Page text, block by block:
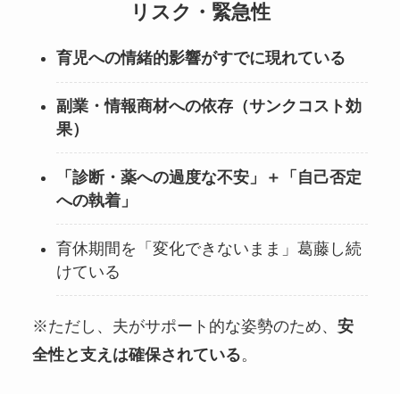
リスク・緊急性
育児への情緒的影響がすでに現れている
副業・情報商材への依存（サンクコスト効
果）
「診断・薬への過度な不安」＋「自己否定
への執着」
育休期間を「変化できないまま」葛藤し続
けている
※ただし、夫がサポート的な姿勢のため、 安
全性と支えは確保されている。